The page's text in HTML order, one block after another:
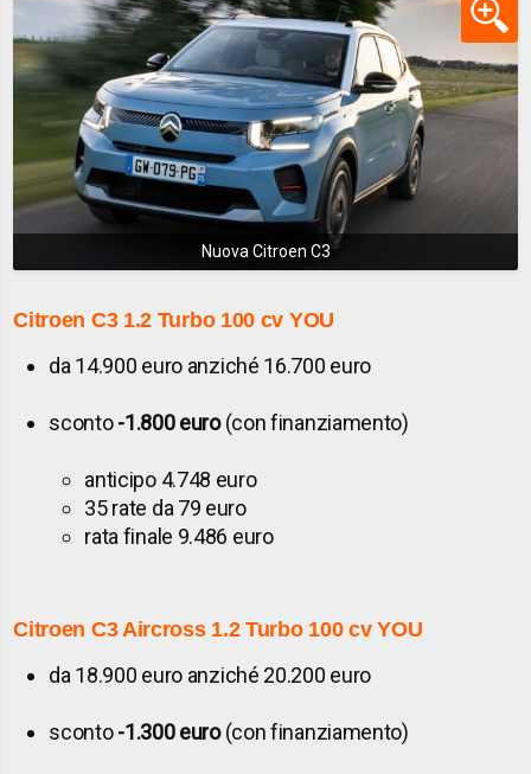
Nuova Citroen C3
Citroen C3 1.2 Turbo 100 cv YOU
da 14.900 euro anziché 16.700 euro
sconto-1.800 euro(con finanziamento)
anticipo 4.748 euro
35 rate da 79 euro
rata finale 9.486 euro
Citroen C3 Aircross1.2 Turbo 100 cv YOU
da 18.900 euro anziché 20.200 euro
sconto-1.300 euro(con finanziamento)